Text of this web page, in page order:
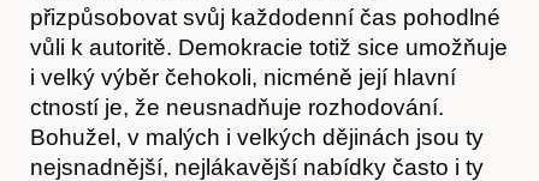
přizpůsobovat svůj každodenní čas pohodlné
vůli k autoritě. Demokracie totiž sice umožňuje
i velký výběr čehokoli, nicméně její hlavní
ctností je, že neusnadňuje rozhodování.
Bohužel, v malých i velkých dějinách jsou ty
nejsnadnější, nejlákavější nabídky často i ty